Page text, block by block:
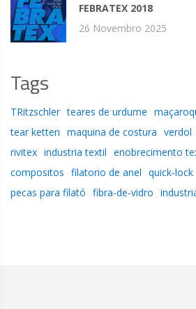
FEBRATEX 2018
26 Novembro 2025
Tags
TRitzschler teares de urdume
tear ketten maquina de costura verdol
rivitex industria textil enobrecimento
compositos filatorio de anel quick-lock
pecas para filató fibra-de-vidro